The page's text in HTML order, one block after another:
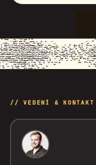
// VEDENÍ & KONTAKT